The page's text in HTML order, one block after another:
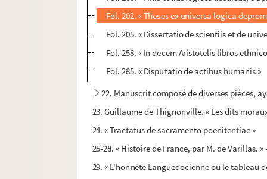
Fol. 202. « Theses ex universa logica
Fol. 205. « Dissertatio de scientiis et de
Fol. 258. « In decem Aristotelis libros
Fol. 285. « Disputatio de actibus humanis »
22. Manuscrit composé de diverses pièces,
23. Guillaume de Thignonville. « Les dits
24. « Tractatus de sacramento poenitentiae »
25-28. « Histoire de France, par M. de Varillas.
29. « L'honnête Languedocienne ou le tableau